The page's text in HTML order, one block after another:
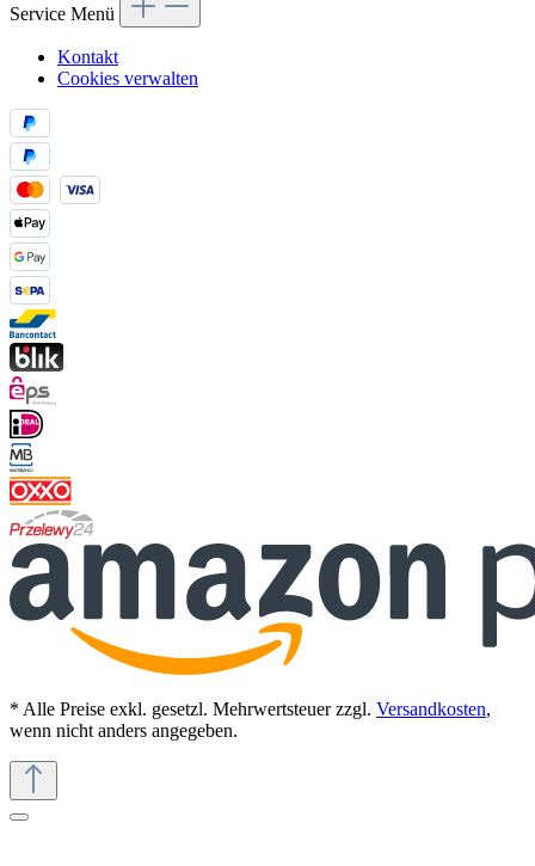
Service Menü
Kontakt
Cookies verwalten
* Alle Preise exkl. gesetzl. Mehrwertsteuer zzgl. Versandkosten,
wenn nicht anders angegeben.